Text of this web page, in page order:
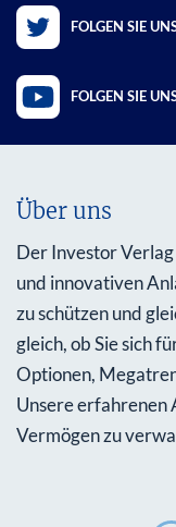
FOLGEN SIE
FOLGEN SIE
Über uns
Der Investor
und innovativen
zu schützen und
gleich, ob Sie sich
Optionen,
Unsere erfahrenen
Vermögen zu